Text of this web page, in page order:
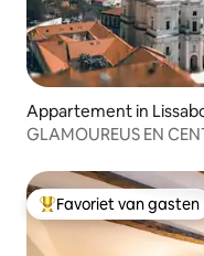
Appartement in
GLAMOUREUS EN
Topfavoriet van
Favoriet van gasten